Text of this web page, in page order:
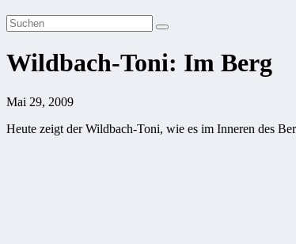
Wildbach-Toni: Im Berg
Mai 29, 2009
Heute zeigt der Wildbach-Toni, wie es im Inneren des